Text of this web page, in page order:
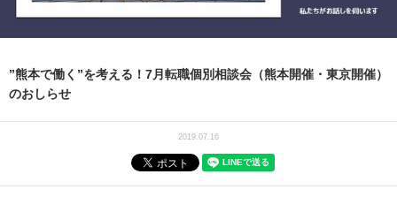
”熊本で働く”を考える！7月転職個別相談会（熊本開催・東京開催）
のおしらせ
2019.07.16